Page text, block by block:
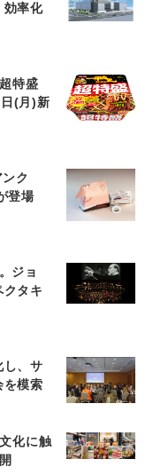
効率化
特盛
(月)新
ク
登場
ジョ
クタキ
し、サ
を模索
化に触